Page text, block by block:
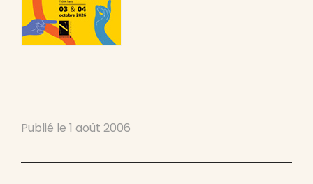
Publié le 1 août 2006